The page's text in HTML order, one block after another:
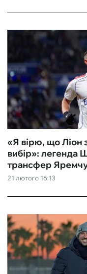
ІНШІ
БУКМЕКЕРИ
21 лютого 16:13
«Я вірю, що
вибір»: легенда
трансфер